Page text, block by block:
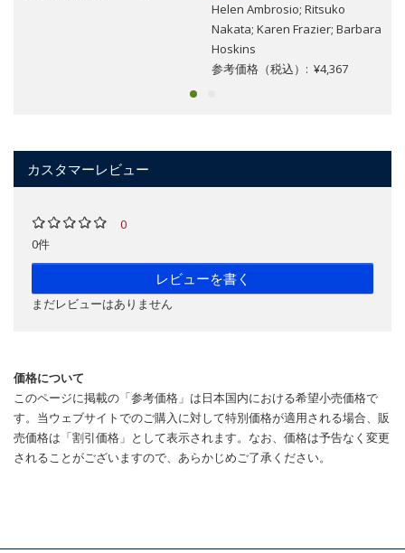
Helen Ambrosio; Ritsuko
Nakata; Karen Frazier; Barbara
Hoskins
参考価格（税込）: ¥4,367
カスタマーレビュー
0
0件
レビューを書く
まだレビューはありません
価格について
このページに掲載の「参考価格」は日本国内における希望小売価格で
す。当ウェブサイトでのご購入に対して特別価格が適用される場合、販
売価格は「割引価格」として表示されます。なお、価格は予告なく変更
されることがございますので、あらかじめご了承ください。